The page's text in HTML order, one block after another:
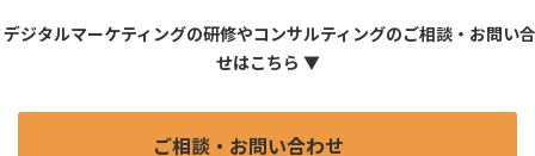
ジタルマーケティングの研修やコンサルティングのご相談・お問い
せはこちら ▼
ご相談・お問い合わせ